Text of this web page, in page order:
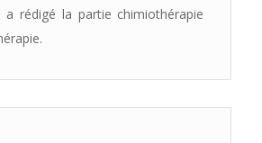
a rédigé la partie chimiothérapie